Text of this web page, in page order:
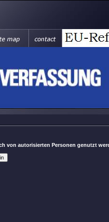
von autorisierten Personen genutzt